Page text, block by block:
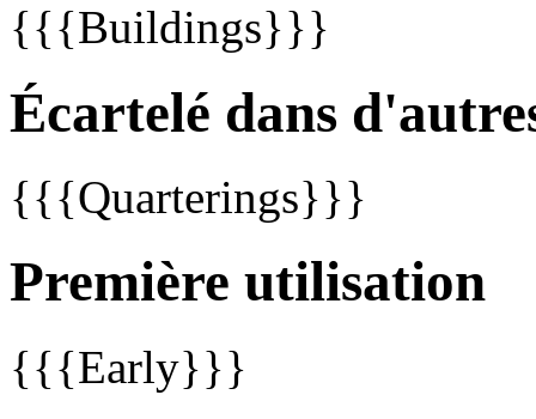
{{{Buildings}}}
Écartelé dans
{{{Quarterings}}}
Première utilisation
{{{Early}}}